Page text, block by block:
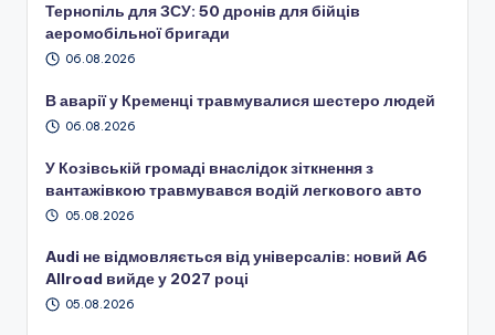
Тернопіль для ЗСУ: 50 дронів для бійців
аеромобільної бригади
06.08.2026
В аварії у Кременці травмувалися шестеро людей
06.08.2026
У Козівській громаді внаслідок зіткнення з
вантажівкою травмувався водій легкового авто
05.08.2026
Audi не відмовляється від універсалів: новий A6
Allroad вийде у 2027 році
05.08.2026